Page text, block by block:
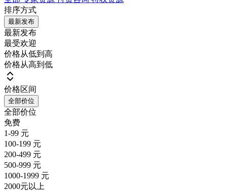
排序方式
最新发布
最新发布
最受欢迎
价格从低到高
价格从高到低
价格区间
全部价位
全部价位
免费
1-99 元
100-199 元
200-499 元
500-999 元
1000-1999 元
2000元以上